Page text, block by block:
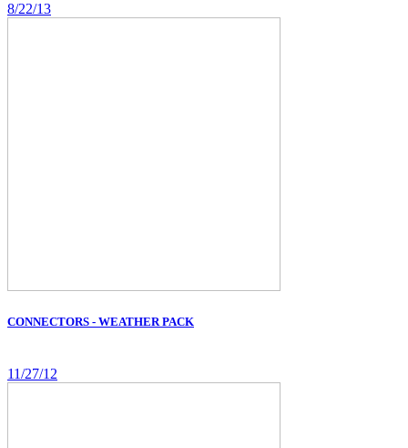
8/22/13
CONNECTORS - WEATHER PACK
11/27/12